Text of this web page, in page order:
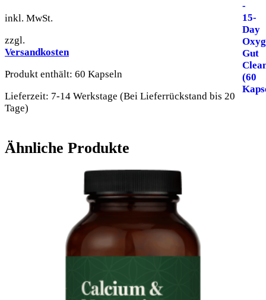
inkl. MwSt.
zzgl.
Versandkosten
Produkt enthält: 60 Kapseln
Lieferzeit: 7-14 Werkstage (Bei Lieferrückstand bis 20
Tage)
Ähnliche Produkte